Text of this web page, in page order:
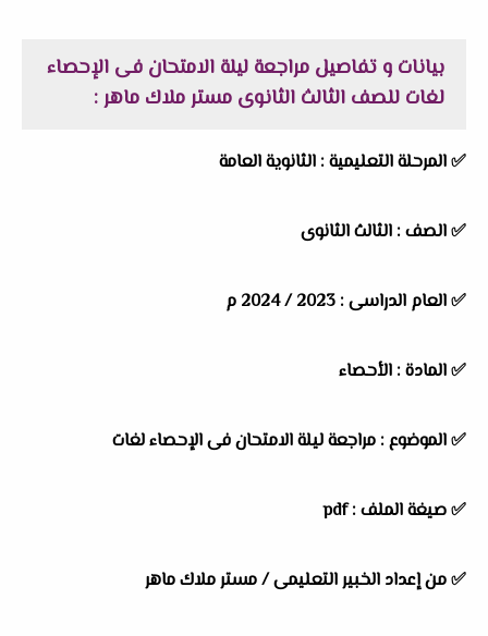
بيانات و تفاصيل مراجعة ليلة الامتحان فى الإحصاء
لغات للصف الثالث الثانوى مستر ملاك ماهر :
✅ المرحلة التعليمية : الثانوية العامة
✅ الصف : الثالث الثانوى
✅ العام الدراسى : 2023 / 2024 م
✅ المادة : الأحصاء
✅ الموضوع : مراجعة ليلة الامتحان فى الإحصاء لغات
✅ صيغة الملف : pdf
✅ من إعداد الخبير التعليمى /مستر ملاك ماهر